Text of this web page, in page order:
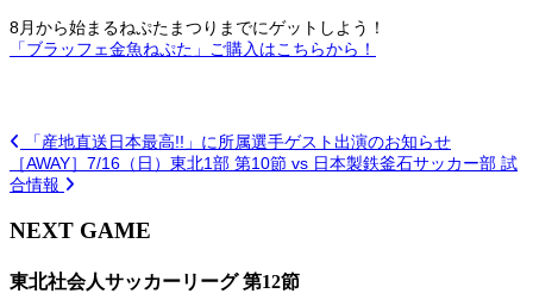
8月から始まるねぷたまつりまでにゲットしよう！
「ブラッフェ金魚ねぷた」ご購入はこちらから！
「産地直送日本最高!!」に所属選手ゲスト出演のお知らせ
［AWAY］7/16（日）東北1部 第10節 vs 日本製鉄釜石サッカー部 試
合情報
NEXT GAME
東北社会人サッカーリーグ 第12節